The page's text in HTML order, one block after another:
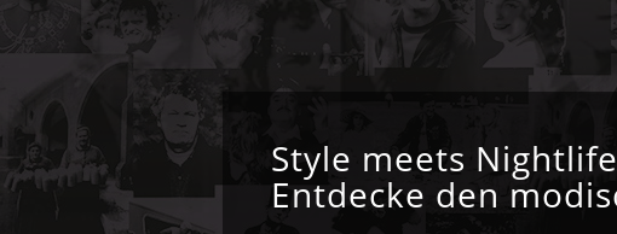
Style meets
Entdecke den